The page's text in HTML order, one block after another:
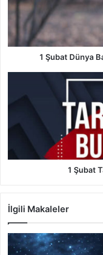
Günü
2026
1 Şubat Dünya
Tarihte
1 Şubat
İlgili Makaleler